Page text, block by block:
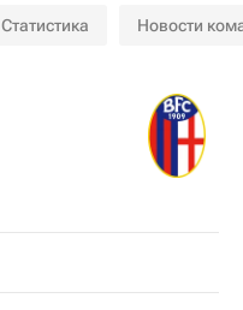
Статистика Новости